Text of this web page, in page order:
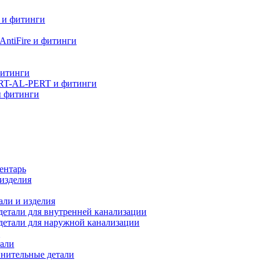
фитинги
и фитинги
AL-PERT и фитинги
фитинги
и изделия
для внутренней канализации
для наружной канализации
детали